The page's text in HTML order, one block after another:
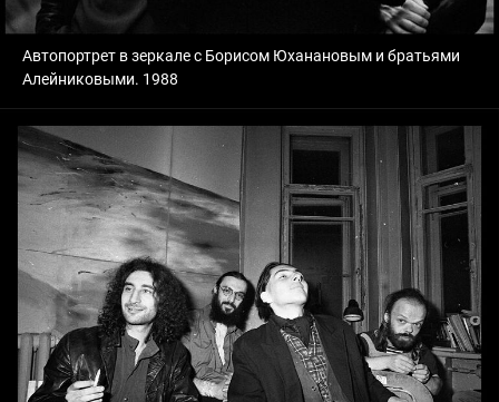
Автопортрет в зеркале с Борисом Юханановым и братьями
Алейниковыми. 1988